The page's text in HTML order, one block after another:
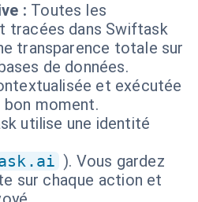
: Toutes les
tracées dans Swiftask
transparence totale sur
de données.
et exécutée
moment.
utilise une identité
). Vous gardez
sur chaque action et